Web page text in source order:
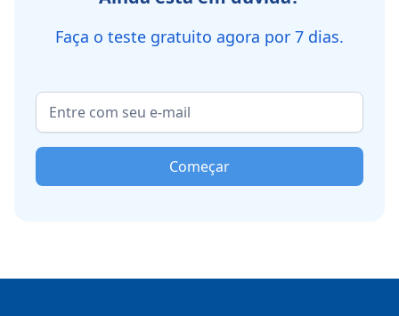
Faça o teste gratuito agora por 7 dias.
Começar